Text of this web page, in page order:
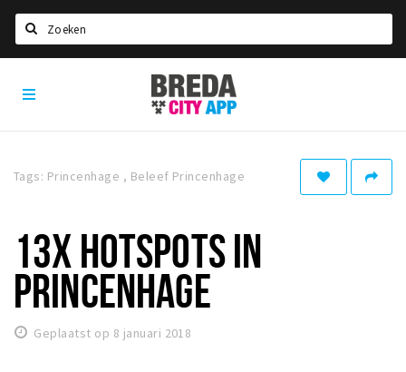
Home
Eten
Drinken
Slapen
Breda
City
App
Tags: Princenhage , Beleef Princenhage
13X HOTSPOTS IN
PRINCENHAGE
Geplaatst op 8 januari 2018